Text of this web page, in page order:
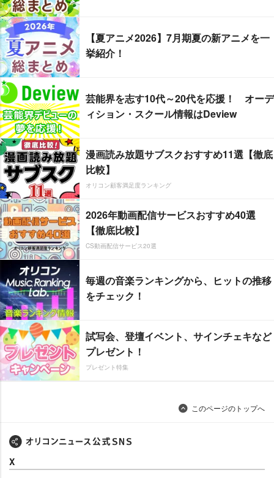
【夏アニメ2026】7月期夏の新アニメを一
挙紹介！
芸能界を志す10代～20代を応援！ オーデ
ィション・スクール情報はDeview
漫画読み放題サブスクおすすめ11選【徹底
比較】
オリコン顧客満足度ランキング
2026年動画配信サービスおすすめ40選
【徹底比較】
CS動画配信サービス20選
毎週の音楽ランキングから、ヒットの推移
をチェック！
試写会、登壇イベント、サインチェキなど
プレゼント！
プレゼント特集
このページのトップへ
X